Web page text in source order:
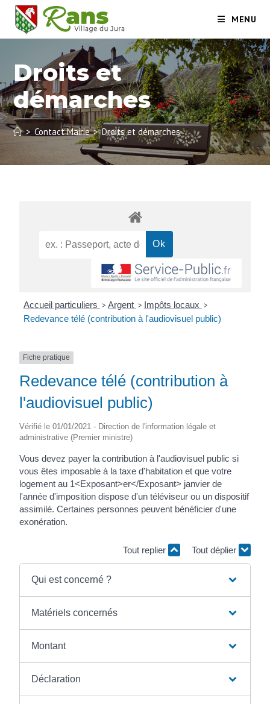
MENU
Droits et
démarches
> Contact Mairie > Droits et démarches
Accueil particuliers > Argent > Impôts locaux >
Redevance télé (contribution à l'audiovisuel public)
Fiche pratique
Redevance télé (contribution à
l'audiovisuel public)
Vérifié le 01/01/2021 - Direction de l'information légale et
administrative (Premier ministre)
Vous devez payer la contribution à l'audiovisuel public si
vous êtes imposable à la taxe d'habitation et que votre
logement au 1<Exposant>er</Exposant> janvier de
l'année d'imposition dispose d'un téléviseur ou un dispositif
assimilé. Certaines personnes peuvent bénéficier d'une
exonération.
Tout replier Tout déplier
Qui est concerné ?
Matériels concernés
Montant
Déclaration